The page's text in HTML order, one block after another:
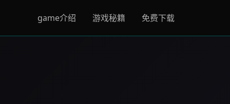
game介绍 游戏秘籍 免费下载